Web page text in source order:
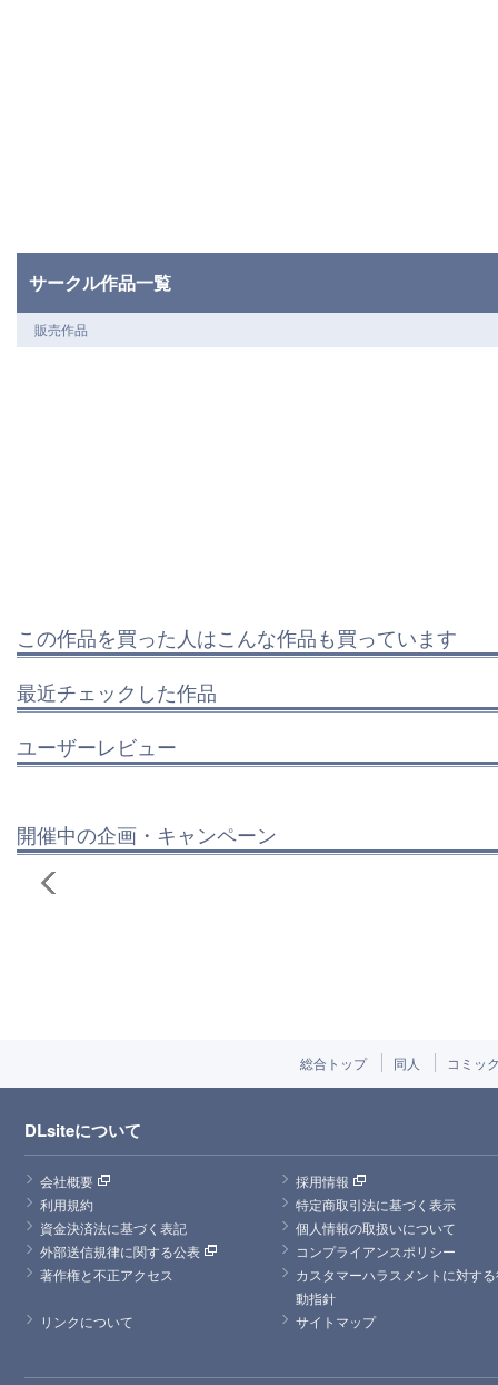
サークル作品一覧
販売作品
この作品を買った人はこんな作品も買っています
最近チェックした作品
ユーザーレビュー
開催中の企画・キャンペーン
総合トップ 同人 コミッ
DLsiteについて
会社概要
採用情報
利用規約
特定商取引法に基づく表示
資金決済法に基づく表記
個人情報の取扱いについて
外部送信規律に関する公表
コンプライアンスポリシー
著作権と不正アクセス
カスタマーハラスメントに対す
動指針
リンクについて
サイトマップ